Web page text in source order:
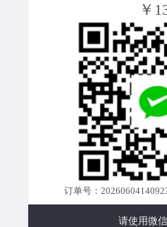
￥
订单号：
请使用微